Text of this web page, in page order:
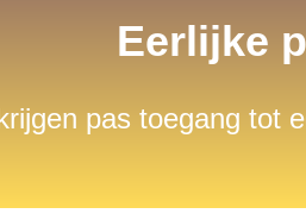
Eerlijke
pas toegang tot